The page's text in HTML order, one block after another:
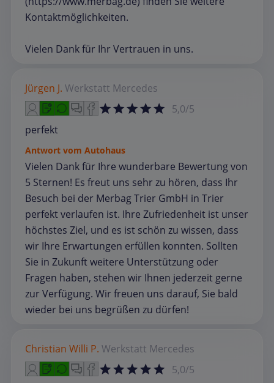
Kontaktmöglichkeiten.
Vielen Dank für Ihr Vertrauen in uns.
Jürgen J. Werkstatt Mercedes
5,0/5
perfekt
Antwort vom Autohaus
Vielen Dank für Ihre wunderbare Bewertung von
5 Sternen! Es freut uns sehr zu hören, dass Ihr
Besuch bei der Merbag Trier GmbH in Trier
perfekt verlaufen ist. Ihre Zufriedenheit ist unser
höchstes Ziel, und es ist schön zu wissen, dass
wir Ihre Erwartungen erfüllen konnten. Sollten
Sie in Zukunft weitere Unterstützung oder
Fragen haben, stehen wir Ihnen jederzeit gerne
zur Verfügung. Wir freuen uns darauf, Sie bald
wieder bei uns begrüßen zu dürfen!
Christian Willi P. Werkstatt Mercedes
5,0/5